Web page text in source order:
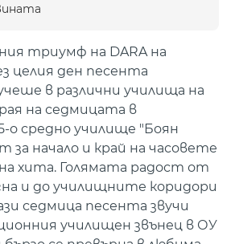
триумф на DARA на
целия ден песента
в различни училища на
на седмицата в
о средно училище "Боян
за начало и край на часовете
хита. Голямата радост от
и до училищните коридори
седмица песента звучи
училищен звънец в ОУ